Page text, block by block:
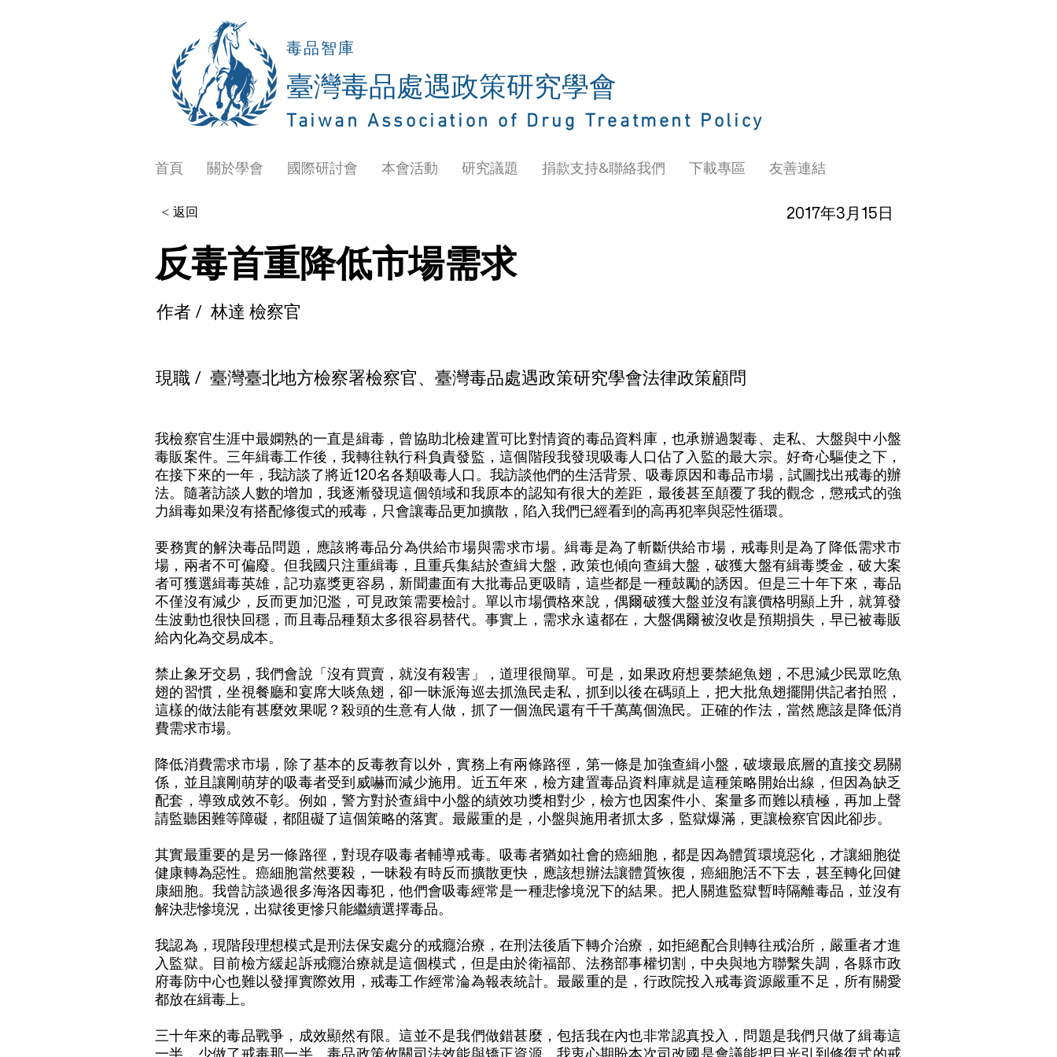
毒品智庫
​臺灣毒品處遇政策研究學會
Taiwan Association of Drug Treatment Policy
首頁 關於學會 國際研討會 本會活動 研究議題 捐款支持&聯絡我們 下載專區 友善連結
< 返回 2017年3月15日
反毒首重降低市場需求
作者 / 林達 檢察官
現職 / 臺灣臺北地方檢察署檢察官、臺灣毒品處遇政策研究學會法律政策顧問
我檢察官生涯中最嫻熟的一直是緝毒，曾協助北檢建置可比對情資的毒品資料庫，也承辦過製毒、走私、大盤與中小盤
毒販案件。三年緝毒工作後，我轉往執行科負責發監，這個階段我發現吸毒人口佔了入監的最大宗。好奇心驅使之下，
在接下來的一年，我訪談了將近120名各類吸毒人口。我訪談他們的生活背景、吸毒原因和毒品市場，試圖找出戒毒的辦
法。隨著訪談人數的增加，我逐漸發現這個領域和我原本的認知有很大的差距，最後甚至顛覆了我的觀念，懲戒式的強
力緝毒如果沒有搭配修復式的戒毒，只會讓毒品更加擴散，陷入我們已經看到的高再犯率與惡性循環。
要務實的解決毒品問題，應該將毒品分為供給市場與需求市場。緝毒是為了斬斷供給市場，戒毒則是為了降低需求市
場，兩者不可偏廢。但我國只注重緝毒，且重兵集結於查緝大盤，政策也傾向查緝大盤，破獲大盤有緝毒獎金，破大案
者可獲選緝毒英雄，記功嘉獎更容易，新聞畫面有大批毒品更吸睛，這些都是一種鼓勵的誘因。但是三十年下來，毒品
不僅沒有減少，反而更加氾濫，可見政策需要檢討。單以市場價格來說，偶爾破獲大盤並沒有讓價格明顯上升，就算發
生波動也很快回穩，而且毒品種類太多很容易替代。事實上，需求永遠都在，大盤偶爾被沒收是預期損失，早已被毒販
給內化為交易成本。
禁止象牙交易，我們會說「沒有買賣，就沒有殺害」，道理很簡單。可是，如果政府想要禁絕魚翅，不思減少民眾吃魚
翅的習慣，坐視餐廳和宴席大啖魚翅，卻一昧派海巡去抓漁民走私，抓到以後在碼頭上，把大批魚翅擺開供記者拍照，
這樣的做法能有甚麼效果呢？殺頭的生意有人做，抓了一個漁民還有千千萬萬個漁民。正確的作法，當然應該是降低消
費需求市場。
降低消費需求市場，除了基本的反毒教育以外，實務上有兩條路徑，第一條是加強查緝小盤，破壞最底層的直接交易關
係，並且讓剛萌芽的吸毒者受到威嚇而減少施用。近五年來，檢方建置毒品資料庫就是這種策略開始出線，但因為缺乏
配套，導致成效不彰。例如，警方對於查緝中小盤的績效功獎相對少，檢方也因案件小、案量多而難以積極，再加上聲
請監聽困難等障礙，都阻礙了這個策略的落實。最嚴重的是，小盤與施用者抓太多，監獄爆滿，更讓檢察官因此卻步。
其實最重要的是另一條路徑，對現存吸毒者輔導戒毒。吸毒者猶如社會的癌細胞，都是因為體質環境惡化，才讓細胞從
健康轉為惡性。癌細胞當然要殺，一昧殺有時反而擴散更快，應該想辦法讓體質恢復，癌細胞活不下去，甚至轉化回健
康細胞。我曾訪談過很多海洛因毒犯，他們會吸毒經常是一種悲慘境況下的結果。把人關進監獄暫時隔離毒品，並沒有
解決悲慘境況，出獄後更慘只能繼續選擇毒品。
我認為，現階段理想模式是刑法保安處分的戒癮治療，在刑法後盾下轉介治療，如拒絕配合則轉往戒治所，嚴重者才進
入監獄。目前檢方緩起訴戒癮治療就是這個模式，但是由於衛福部、法務部事權切割，中央與地方聯繫失調，各縣市政
府毒防中心也難以發揮實際效用，戒毒工作經常淪為報表統計。最嚴重的是，行政院投入戒毒資源嚴重不足，所有關愛
都放在緝毒上。
三十年來的毒品戰爭，成效顯然有限。這並不是我們做錯甚麼，包括我在內也非常認真投入，問題是我們只做了緝毒這
一半，少做了戒毒那一半。毒品政策攸關司法效能與矯正資源，我衷心期盼本次司改國是會議能把目光引到修復式的戒